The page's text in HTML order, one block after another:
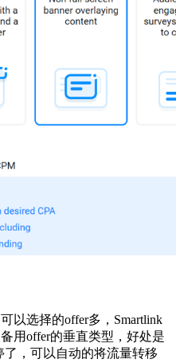
以选择的offer多，Smartlink
用offer的垂直类型，好处是
了，可以自动的将流量转移